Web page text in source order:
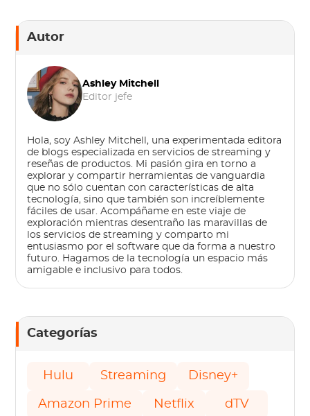
Autor
Ashley Mitchell
Editor jefe
Hola, soy Ashley Mitchell, una experimentada editora
de blogs especializada en servicios de streaming y
reseñas de productos. Mi pasión gira en torno a
explorar y compartir herramientas de vanguardia
que no sólo cuentan con características de alta
tecnología, sino que también son increíblemente
fáciles de usar. Acompáñame en este viaje de
exploración mientras desentraño las maravillas de
los servicios de streaming y comparto mi
entusiasmo por el software que da forma a nuestro
futuro. Hagamos de la tecnología un espacio más
amigable e inclusivo para todos.
Categorías
Hulu Streaming Disney+
Amazon Prime Netflix dTV